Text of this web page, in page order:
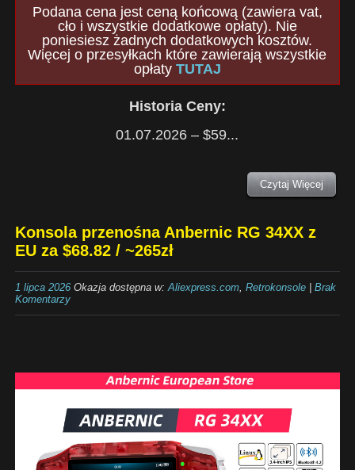
Podana cena jest ceną końcową (zawiera vat,
cło i wszystkie dodatkowe opłaty). Nie
poniesiesz żadnych dodatkowych kosztów.
Więcej o przesyłkach które zawierają wszystkie
opłaty TUTAJ
Historia Ceny:
01.07.2026 – $59...
Czytaj Więcej
Konsola przenośna Anbernic RG 34XX z
EU za $68.82 / ~265zł
1 lipca 2026Okazja dostępna w:Aliexpress.com, Retrokonsole| Brak
Komentarzy